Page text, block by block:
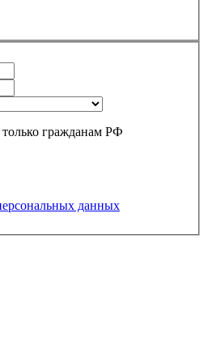
только гражданам РФ
данных